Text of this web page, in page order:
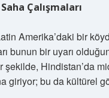
Çalışmaları
Amerika’daki bir
bunun bir uyarı
şekilde, Hindistan’da
giriyor; bu da kültürel